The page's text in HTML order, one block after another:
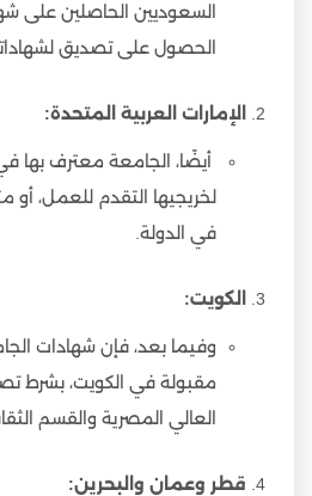
السعوديين الحاصلين على
الحصول على تصديق
الإمارات العربية المتحدة:
أيضًا، الجامعة معترف بها
لخريجيها التقدم للعمل، أو
في الدولة.
الكويت:
وفيما بعد، فإن شهادات
مقبولة في الكويت، بشرط
العالي المصرية والقسم
قطر وعمان والبحرين: